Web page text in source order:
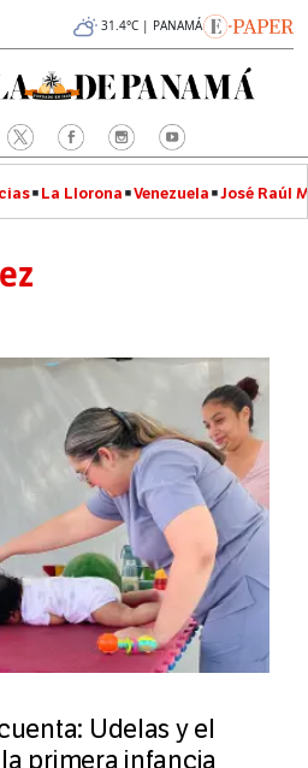
31.4°C | PANAMÁ
La Llorona Venezuela José Raúl
Udelas y el
primera infancia